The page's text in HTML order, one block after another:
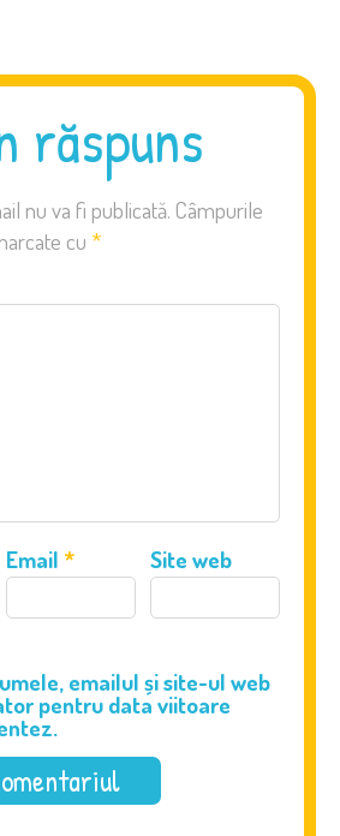
răspuns
nu va fi publicată. Câmpurile
cu *
Email * Site web
emailul și site-ul web
pentru data viitoare